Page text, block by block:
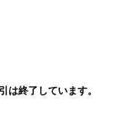
は終了しています。